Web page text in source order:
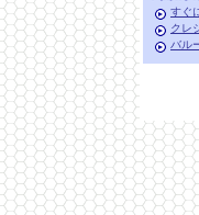
すぐ
クレ
バル